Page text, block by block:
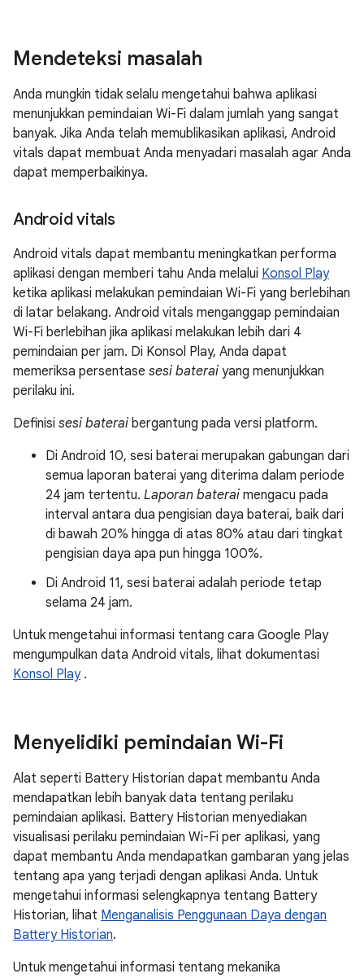
Mendeteksi masalah
Anda mungkin tidak selalu mengetahui bahwa aplikasi
menunjukkan pemindaian Wi-Fi dalam jumlah yang sangat
banyak. Jika Anda telah memublikasikan aplikasi, Android
vitals dapat membuat Anda menyadari masalah agar Anda
dapat memperbaikinya.
Android vitals
Android vitals dapat membantu meningkatkan performa
aplikasi dengan memberi tahu Anda melalui Konsol Play
ketika aplikasi melakukan pemindaian Wi-Fi yang berlebihan
di latar belakang. Android vitals menganggap pemindaian
Wi-Fi berlebihan jika aplikasi melakukan lebih dari 4
pemindaian per jam. Di Konsol Play, Anda dapat
memeriksa persentase sesi baterai yang menunjukkan
perilaku ini.
Definisi sesi baterai bergantung pada versi platform.
Di Android 10, sesi baterai merupakan gabungan dari
semua laporan baterai yang diterima dalam periode
24 jam tertentu. Laporan baterai mengacu pada
interval antara dua pengisian daya baterai, baik dari
di bawah 20% hingga di atas 80% atau dari tingkat
pengisian daya apa pun hingga 100%.
Di Android 11, sesi baterai adalah periode tetap
selama 24 jam.
Untuk mengetahui informasi tentang cara Google Play
mengumpulkan data Android vitals, lihat dokumentasi
Konsol Play.
Menyelidiki pemindaian Wi-Fi
Alat seperti Battery Historian dapat membantu Anda
mendapatkan lebih banyak data tentang perilaku
pemindaian aplikasi. Battery Historian menyediakan
visualisasi perilaku pemindaian Wi-Fi per aplikasi, yang
dapat membantu Anda mendapatkan gambaran yang jelas
tentang apa yang terjadi dengan aplikasi Anda. Untuk
mengetahui informasi selengkapnya tentang Battery
Historian, lihat Menganalisis Penggunaan Daya dengan
Battery Historian.
Untuk mengetahui informasi tentang mekanika